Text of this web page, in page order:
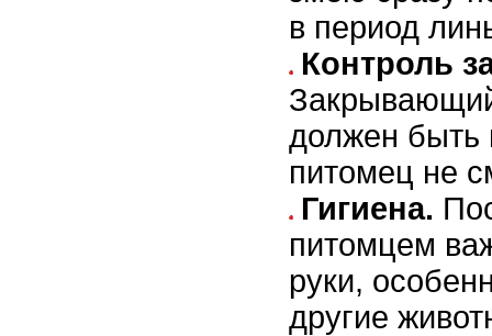
в период
Контроль
должен
питомец не
Гигиена.
питомцем
руки,
другие